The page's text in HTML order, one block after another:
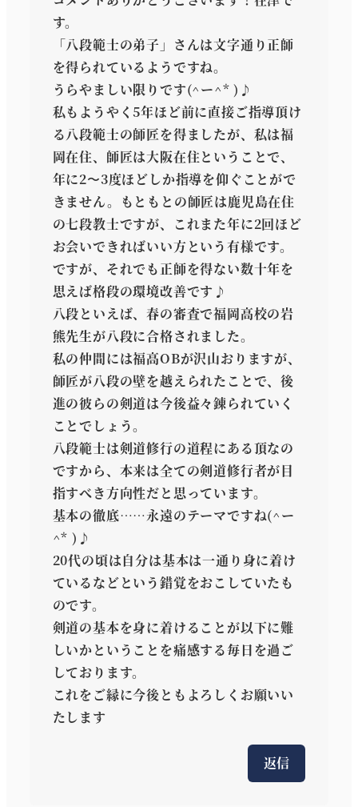
す。
「八段範士の弟子」さんは文字通り正師
を得られているようですね。
うらやましい限りです(^ー^* )♪
私もようやく5年ほど前に直接ご指導頂け
る八段範士の師匠を得ましたが、私は福
岡在住、師匠は大阪在住ということで、
年に2〜3度ほどしか指導を仰ぐことがで
きません。もともとの師匠は鹿児島在住
の七段教士ですが、これまた年に2回ほど
お会いできればいい方という有様です。
ですが、それでも正師を得ない数十年を
思えば格段の環境改善です♪
八段といえば、春の審査で福岡高校の岩
熊先生が八段に合格されました。
私の仲間には福高OBが沢山おりますが、
師匠が八段の壁を越えられたことで、後
進の彼らの剣道は今後益々錬られていく
ことでしょう。
八段範士は剣道修行の道程にある頂なの
ですから、本来は全ての剣道修行者が目
指すべき方向性だと思っています。
基本の徹底……永遠のテーマですね(^ー
^* )♪
20代の頃は自分は基本は一通り身に着け
ているなどという錯覚をおこしていたも
のです。
剣道の基本を身に着けることが以下に難
しいかということを痛感する毎日を過ご
しております。
これをご縁に今後ともよろしくお願いい
たします
返信